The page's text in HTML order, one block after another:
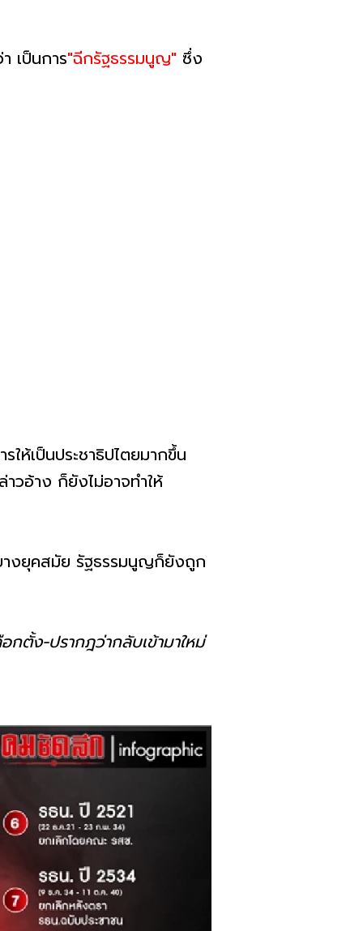
เป็นการ"ฉีกรัฐธรรมนูญ" ซึ่ง
ห้เป็นประชาธิปไตยมากขึ้น
วอ้าง ก็ยังไม่อาจทำให้
างยุคสมัย รัฐธรรมนูญก็ยังถูก
กตั้ง-ปรากฎว่ากลับเข้ามาใหม่